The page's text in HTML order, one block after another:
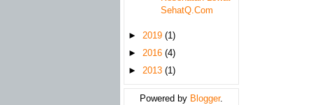
SehatQ.Com
► 2019 (1)
► 2016 (4)
► 2013 (1)
Powered by Blogger.